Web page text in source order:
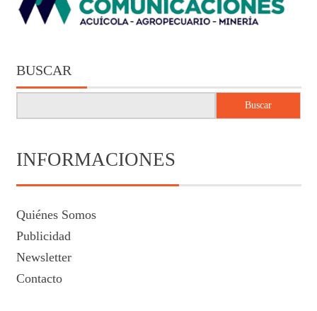
BUSCAR
Buscar
INFORMACIONES
Quiénes Somos
Publicidad
Newsletter
Contacto